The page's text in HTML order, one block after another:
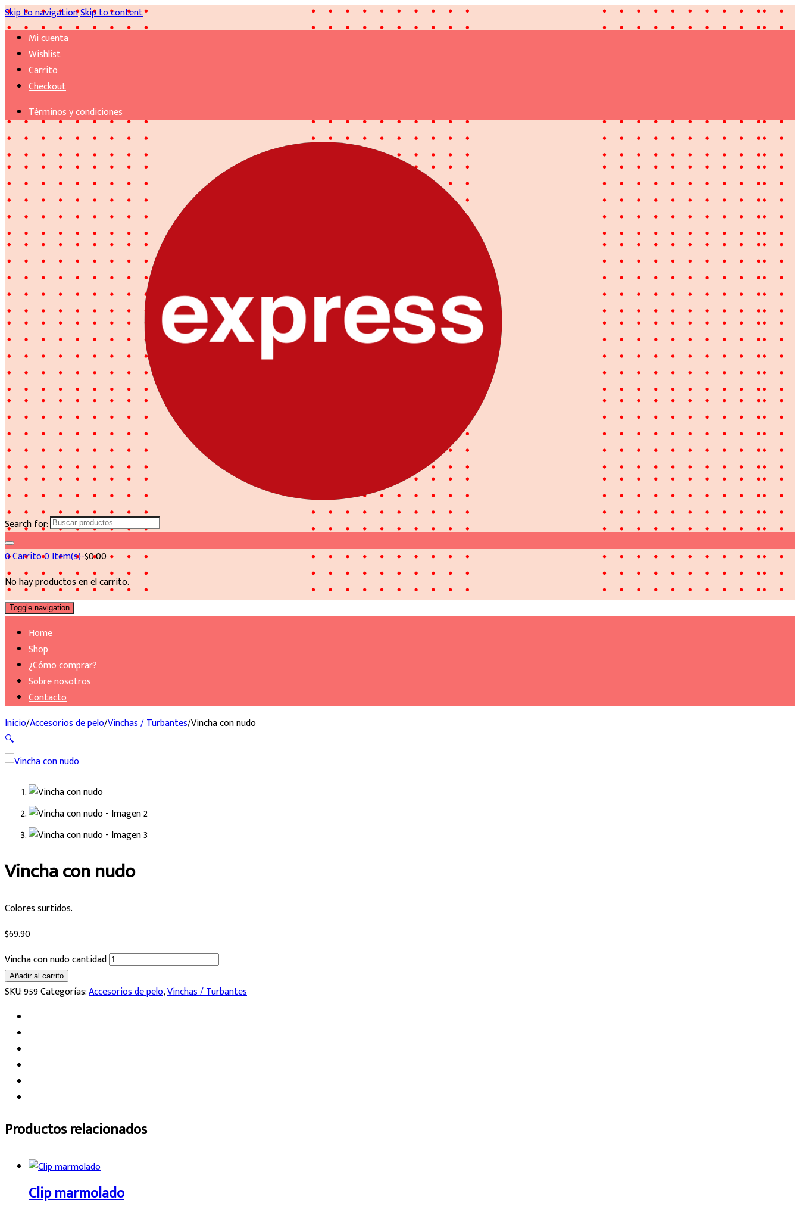
Skip to navigationSkip to content
Mi cuenta
Wishlist
Carrito
Checkout
Términos y condiciones
Search for:
0Carrito0 Item(s)-$0.00
No hay productos en el carrito.
Toggle navigation
Home
Shop
¿Cómo comprar?
Sobre nosotros
Contacto
Inicio/Accesorios de pelo/Vinchas / Turbantes/Vincha con nudo
🔍
Vincha con nudo
Colores surtidos.
$69.90
Vincha con nudo cantidad
Añadir al carrito
SKU:959Categorías:Accesorios de pelo,Vinchas / Turbantes
Productos relacionados
Clip marmolado